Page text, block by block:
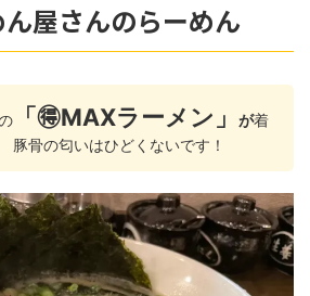
ん屋さんのらーめん
「🉐MAXラーメン」が着
骨の匂いはひどくないです！